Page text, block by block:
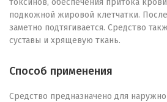
токсинов, обеспечения притока
подкожной жировой клетчатки.
заметно подтягивается. Средство
суставы и хрящевую ткань.
Способ применения
Средство предназначено для